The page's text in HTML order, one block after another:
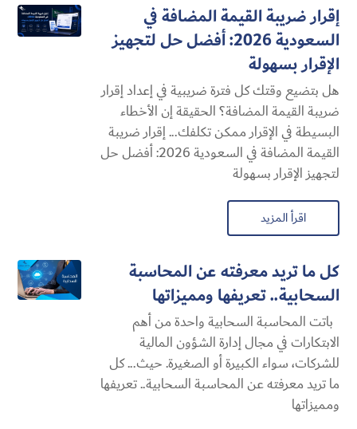
إقرار ضريبة القيمة المضافة في
السعودية 2026: أفضل حل لتجهيز
الإقرار بسهولة
هل بتضيع وقتك كل فترة ضريبية في إعداد إقرار
ضريبة القيمة المضافة؟ الحقيقة إن الأخطاء
البسيطة في الإقرار ممكن تكلفك... إقرار ضريبة
القيمة المضافة في السعودية 2026: أفضل حل
لتجهيز الإقرار بسهولة
اقرأ المزيد
كل ما تريد معرفته عن المحاسبة
السحابية​.. تعريفها ومميزاتها
باتت المحاسبة السحابية​ واحدة من أهم
الابتكارات في مجال إدارة الشؤون المالية
للشركات، سواء الكبيرة أو الصغيرة. حيث... كل
ما تريد معرفته عن المحاسبة السحابية​.. تعريفها
ومميزاتها